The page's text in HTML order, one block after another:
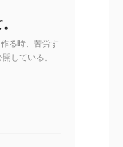
る時、苦労す
している。